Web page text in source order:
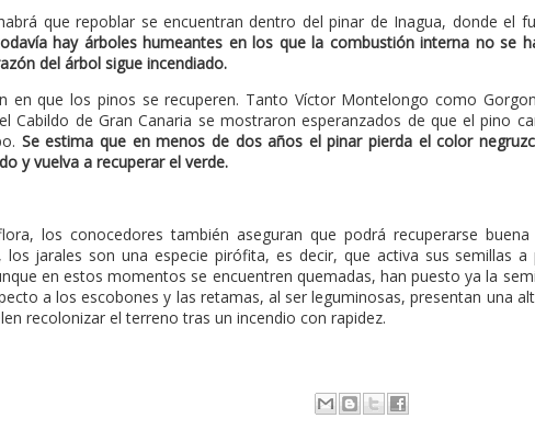
que repoblar se encuentran dentro del pinar de Inagua, donde el
hay árboles humeantes en los que la combustión interna no se
del árbol sigue incendiado.
en que los pinos se recuperen. Tanto Víctor Montelongo como
Cabildo de Gran Canaria se mostraron esperanzados de que el pino
Se estima que en menos de dos años el pinar pierda el color
y vuelva a recuperar el verde.
los conocedores también aseguran que podrá recuperarse
jarales son una especie pirófita, es decir, que activa sus semillas a
en estos momentos se encuentren quemadas, han puesto ya la
a los escobones y las retamas, al ser leguminosas, presentan una
recolonizar el terreno tras un incendio con rapidez.